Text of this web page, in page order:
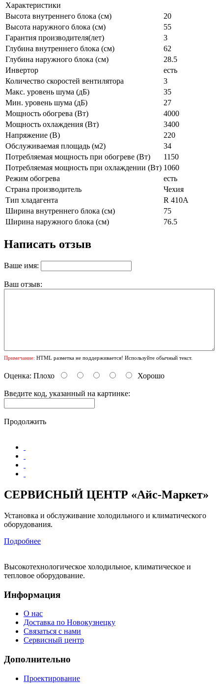
Характеристики
Высота внутреннего блока (см)
20
Высота наружного блока (см)
55
Гарантия производителя(лет)
3
Глубина внутреннего блока (см)
62
Глубина наружного блока (см)
28.5
Инвертор
есть
Количество скоростей вентилятора
3
Макс. уровень шума (дБ)
35
Мин. уровень шума (дБ)
27
Мощность обогрева (Вт)
4000
Мощность охлаждения (Вт)
3400
Напряжение (В)
220
Обслуживаемая площадь (м2)
34
Потребляемая мощность при обогреве (Вт)
1150
Потребляемая мощность при охлаждении (Вт) 1060
Режим обогрева
есть
Страна производитель
Чехия
Тип хладагента
R 410A
Ширина внутреннего блока (см)
75
Ширина наружного блока (см)
76.5
Написать отзыв
Ваше имя:
Ваш отзыв:
Примечание: HTML разметка не поддерживается! Используйте обычный текст.
Оценка: Плохо Хорошо
Введите код, указанный на картинке:
Продолжить
СЕРВИСНЫЙ ЦЕНТР «Айс-Маркет»
Установка и обслуживание холодильного и климатического
оборудования.
Подробнее
Высокотехнологическое холодильное, климатическое и
тепловое оборудование.
Информация
О нас
Доставка по Новокузнецку
Связаться с нами
Сервисный центр
Дополнительно
Проектирование